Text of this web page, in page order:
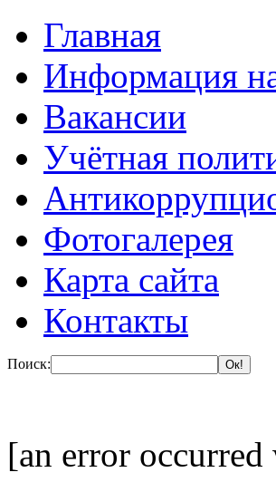
Главная
Информация
Вакансии
Учётная
Фотогалерея
Карта сайта
Контакты
Поиск:
[an error